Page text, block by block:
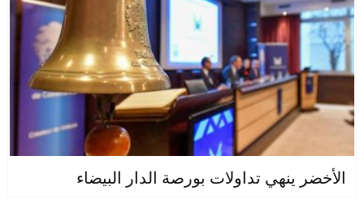
الأخضر ينهي تداولات بورصة الدار البيضاء